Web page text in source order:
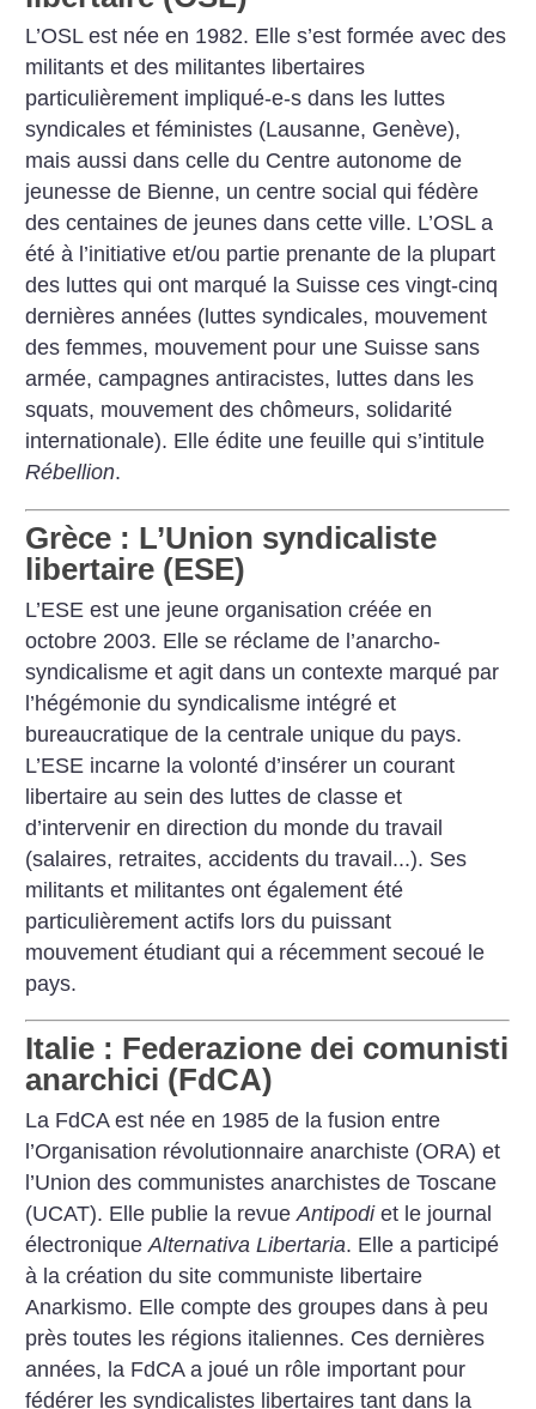
L’OSL est née en 1982. Elle s’est formée avec des
militants et des militantes libertaires
particulièrement impliqué-e-s dans les luttes
syndicales et féministes (Lausanne, Genève),
mais aussi dans celle du Centre autonome de
jeunesse de Bienne, un centre social qui fédère
des centaines de jeunes dans cette ville. L’OSL a
été à l’initiative et/ou partie prenante de la plupart
des luttes qui ont marqué la Suisse ces vingt-cinq
dernières années (luttes syndicales, mouvement
des femmes, mouvement pour une Suisse sans
armée, campagnes antiracistes, luttes dans les
squats, mouvement des chômeurs, solidarité
internationale). Elle édite une feuille qui s’intitule
Rébellion.
Grèce : L’Union syndicaliste
libertaire (ESE)
L’ESE est une jeune organisation créée en
octobre 2003. Elle se réclame de l’anarcho-
syndicalisme et agit dans un contexte marqué par
l’hégémonie du syndicalisme intégré et
bureaucratique de la centrale unique du pays.
L’ESE incarne la volonté d’insérer un courant
libertaire au sein des luttes de classe et
d’intervenir en direction du monde du travail
(salaires, retraites, accidents du travail...). Ses
militants et militantes ont également été
particulièrement actifs lors du puissant
mouvement étudiant qui a récemment secoué le
pays.
Italie : Federazione dei comunisti
anarchici (FdCA)
La FdCA est née en 1985 de la fusion entre
l’Organisation révolutionnaire anarchiste (ORA) et
l’Union des communistes anarchistes de Toscane
(UCAT). Elle publie la revueAntipodiet le journal
électroniqueAlternativa Libertaria. Elle a participé
à la création du site communiste libertaire
Anarkismo. Elle compte des groupes dans à peu
près toutes les régions italiennes. Ces dernières
années, la FdCA a joué un rôle important pour
fédérer les syndicalistes libertaires tant dans la